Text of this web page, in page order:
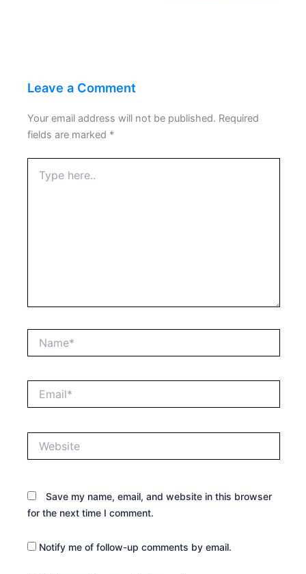
Leave a Comment
Your email address will not be published. Required
fields are marked *
here..
Save my name, email, and website in this browser
for the next time I comment.
Notify me of follow-up comments by email.